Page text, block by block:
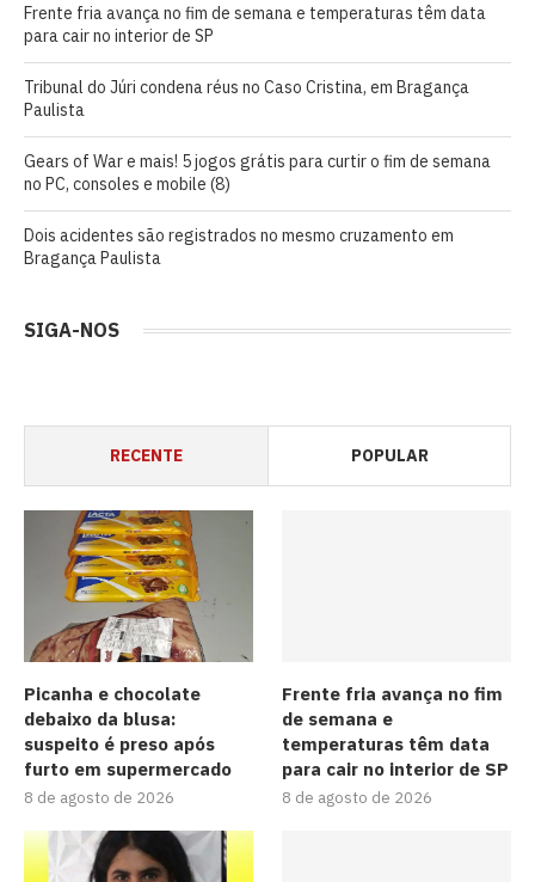
Frente fria avança no fim de semana e temperaturas têm data
para cair no interior de SP
Tribunal do Júri condena réus no Caso Cristina, em Bragança
Paulista
Gears of War e mais! 5 jogos grátis para curtir o fim de semana
no PC, consoles e mobile (8)
Dois acidentes são registrados no mesmo cruzamento em
Bragança Paulista
SIGA-NOS
RECENTE POPULAR
Picanha e chocolate
debaixo da blusa:
suspeito é preso após
furto em supermercado
8 de agosto de 2026
Frente fria avança no fim
de semana e
temperaturas têm data
para cair no interior de SP
8 de agosto de 2026